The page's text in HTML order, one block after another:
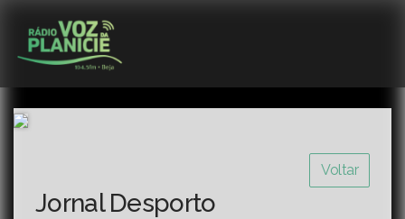
Voltar
Jornal Desporto